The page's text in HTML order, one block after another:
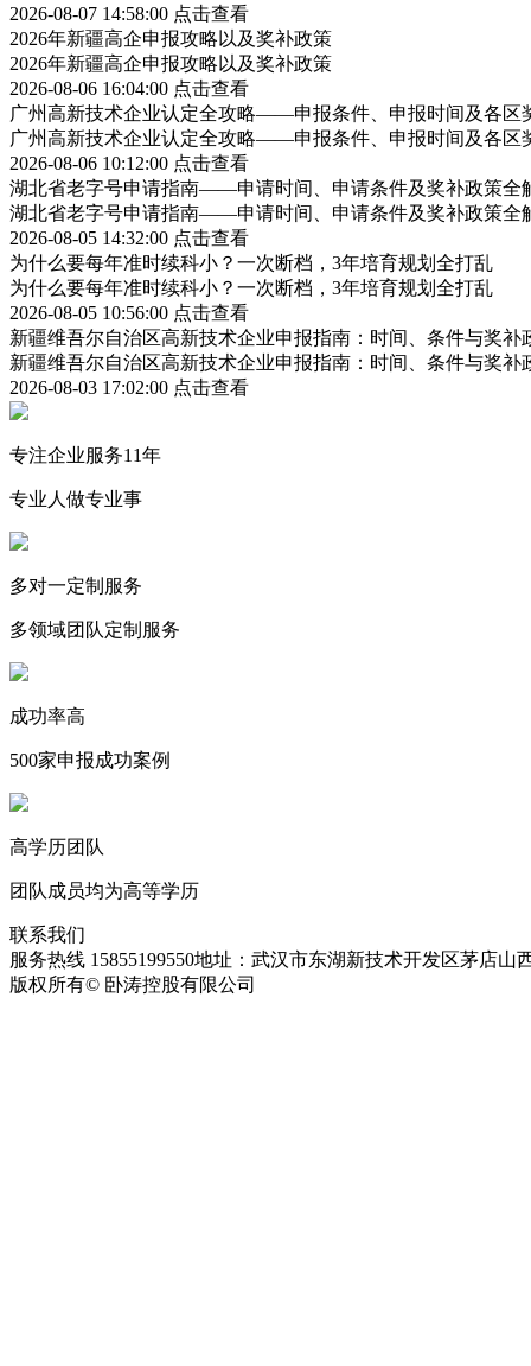
2026-08-07 14:58:00 点击查看
2026年新疆高企申报攻略以及奖补政策
2026年新疆高企申报攻略以及奖补政策
2026-08-06 16:04:00 点击查看
广州高新技术企业认定全攻略——申报条件、申报时间及各区
广州高新技术企业认定全攻略——申报条件、申报时间及各区
2026-08-06 10:12:00 点击查看
湖北省老字号申请指南——申请时间、申请条件及奖补政策全
湖北省老字号申请指南——申请时间、申请条件及奖补政策全
2026-08-05 14:32:00 点击查看
为什么要每年准时续科小？一次断档，3年培育规划全打乱
为什么要每年准时续科小？一次断档，3年培育规划全打乱
2026-08-05 10:56:00 点击查看
新疆维吾尔自治区高新技术企业申报指南：时间、条件与奖补
新疆维吾尔自治区高新技术企业申报指南：时间、条件与奖补
2026-08-03 17:02:00 点击查看
专注企业服务11年
专业人做专业事
多对一定制服务
多领域团队定制服务
成功率高
500家申报成功案例
高学历团队
团队成员均为高等学历
联系我们
服务热线 15855199550地址：武汉市东湖新技术开发区茅店山
版权所有© 卧涛控股有限公司